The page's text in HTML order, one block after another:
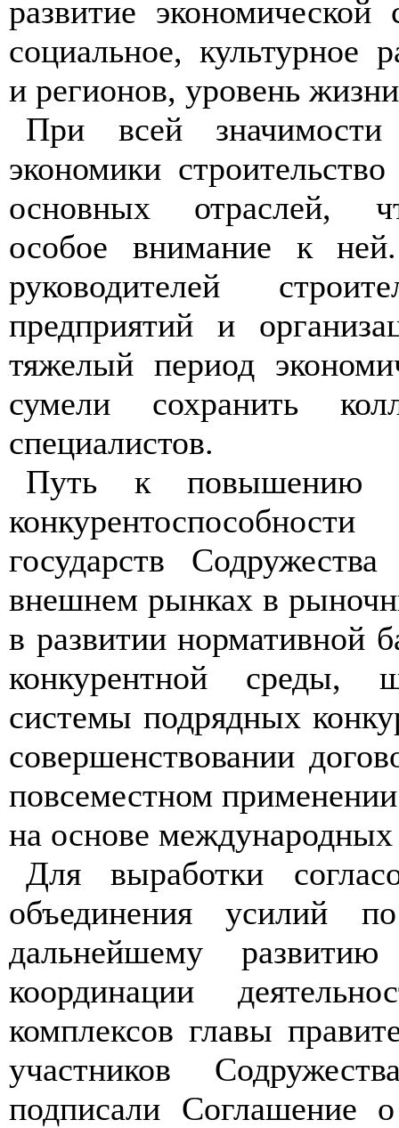
развитие
социальное, культурное
и регионов, уровень
При всей значимости
экономики
основных отраслей,
особое внимание к
руководителей
предприятий и
тяжелый период
сумели сохранить
специалистов.
Путь к повышению
государств
внешнем рынках в
в развитии нормативной
конкурентной среды,
системы подрядных
совершенствовании
повсеместном
на основе международных
Для выработки
объединения усилий
дальнейшему
координации
комплексов главы
участников
подписали Соглашение